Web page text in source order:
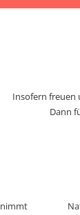
Insofern freuen
Dann